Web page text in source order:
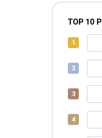
TOP 10